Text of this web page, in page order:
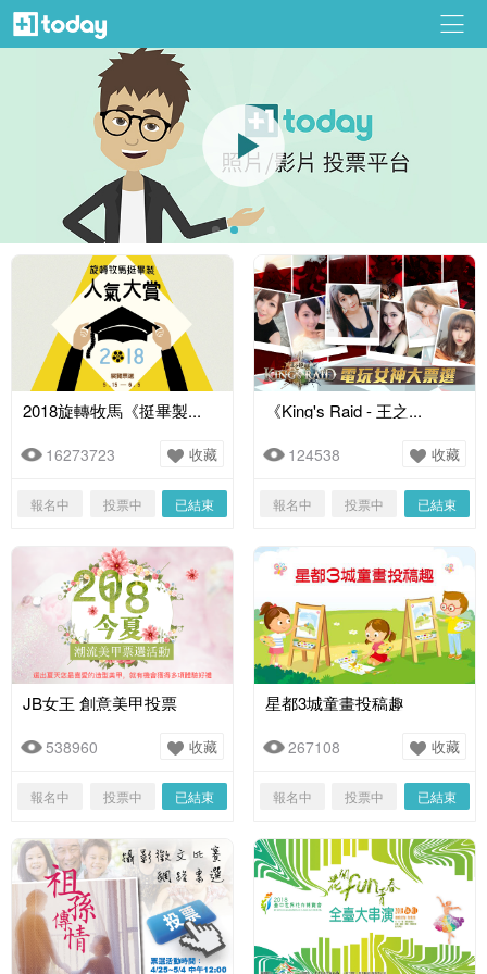
2018旋轉牧馬《挺畢製...
16273723 收藏
報名中 投票中 已結束
《King's Raid - 王之...
124538 收藏
報名中 投票中 已結束
JB女王 創意美甲投票
538960 收藏
報名中 投票中 已結束
星都3城童畫投稿趣
267108 收藏
報名中 投票中 已結束